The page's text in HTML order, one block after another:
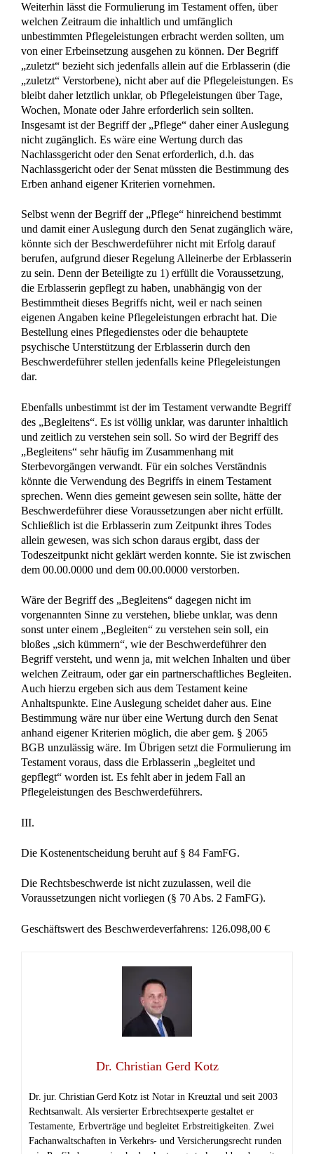
Weiterhin lässt die Formulierung im Testament offen, über
welchen Zeitraum die inhaltlich und umfänglich
unbestimmten Pflegeleistungen erbracht werden sollten, um
von einer Erbeinsetzung ausgehen zu können. Der Begriff
„zuletzt“ bezieht sich jedenfalls allein auf die Erblasserin (die
„zuletzt“ Verstorbene), nicht aber auf die Pflegeleistungen. Es
bleibt daher letztlich unklar, ob Pflegeleistungen über Tage,
Wochen, Monate oder Jahre erforderlich sein sollten.
Insgesamt ist der Begriff der „Pflege“ daher einer Auslegung
nicht zugänglich. Es wäre eine Wertung durch das
Nachlassgericht oder den Senat erforderlich, d.h. das
Nachlassgericht oder der Senat müssten die Bestimmung des
Erben anhand eigener Kriterien vornehmen.
Selbst wenn der Begriff der „Pflege“ hinreichend bestimmt
und damit einer Auslegung durch den Senat zugänglich wäre,
könnte sich der Beschwerdeführer nicht mit Erfolg darauf
berufen, aufgrund dieser Regelung Alleinerbe der Erblasserin
zu sein. Denn der Beteiligte zu 1) erfüllt die Voraussetzung,
die Erblasserin gepflegt zu haben, unabhängig von der
Bestimmtheit dieses Begriffs nicht, weil er nach seinen
eigenen Angaben keine Pflegeleistungen erbracht hat. Die
Bestellung eines Pflegedienstes oder die behauptete
psychische Unterstützung der Erblasserin durch den
Beschwerdeführer stellen jedenfalls keine Pflegeleistungen
dar.
Ebenfalls unbestimmt ist der im Testament verwandte Begriff
des „Begleitens“. Es ist völlig unklar, was darunter inhaltlich
und zeitlich zu verstehen sein soll. So wird der Begriff des
„Begleitens“ sehr häufig im Zusammenhang mit
Sterbevorgängen verwandt. Für ein solches Verständnis
könnte die Verwendung des Begriffs in einem Testament
sprechen. Wenn dies gemeint gewesen sein sollte, hätte der
Beschwerdeführer diese Voraussetzungen aber nicht erfüllt.
Schließlich ist die Erblasserin zum Zeitpunkt ihres Todes
allein gewesen, was sich schon daraus ergibt, dass der
Todeszeitpunkt nicht geklärt werden konnte. Sie ist zwischen
dem 00.00.0000 und dem 00.00.0000 verstorben.
Wäre der Begriff des „Begleitens“ dagegen nicht im
vorgenannten Sinne zu verstehen, bliebe unklar, was denn
sonst unter einem „Begleiten“ zu verstehen sein soll, ein
bloßes „sich kümmern“, wie der Beschwerdeführer den
Begriff versteht, und wenn ja, mit welchen Inhalten und über
welchen Zeitraum, oder gar ein partnerschaftliches Begleiten.
Auch hierzu ergeben sich aus dem Testament keine
Anhaltspunkte. Eine Auslegung scheidet daher aus. Eine
Bestimmung wäre nur über eine Wertung durch den Senat
anhand eigener Kriterien möglich, die aber gem. § 2065
BGB unzulässig wäre. Im Übrigen setzt die Formulierung im
Testament voraus, dass die Erblasserin „begleitet und
gepflegt“ worden ist. Es fehlt aber in jedem Fall an
Pflegeleistungen des Beschwerdeführers.
III.
Die Kostenentscheidung beruht auf § 84 FamFG.
Die Rechtsbeschwerde ist nicht zuzulassen, weil die
Voraussetzungen nicht vorliegen (§ 70 Abs. 2 FamFG).
Geschäftswert des Beschwerdeverfahrens: 126.098,00 €
Dr. Christian Gerd Kotz
Dr. jur. Christian Gerd Kotz ist Notar in Kreuztal und seit 2003
Rechtsanwalt. Als versierter Erbrechtsexperte gestaltet er
Testamente, Erbverträge und begleitet Erbstreitigkeiten. Zwei
Fachanwaltschaften in Verkehrs‑ und Versicherungsrecht runden